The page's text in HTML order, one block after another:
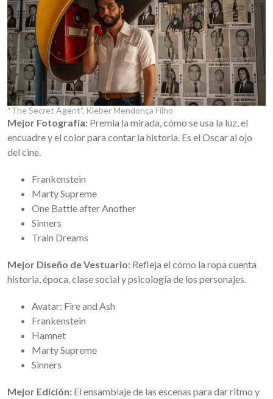
“The Secret Agent”, Kleber Mendonça Filho
Mejor Fotografía: Premia la mirada, cómo se usa la luz, el
encuadre y el color para contar la historia. Es el Oscar al ojo
del cine.
Frankenstein
Marty Supreme
One Battle after Another
Sinners
Train Dreams
Mejor Diseño de Vestuario: Refleja el cómo la ropa cuenta
historia, época, clase social y psicología de los personajes.
Avatar: Fire and Ash
Frankenstein
Hamnet
Marty Supreme
Sinners
Mejor Edición: El ensamblaje de las escenas para dar ritmo y